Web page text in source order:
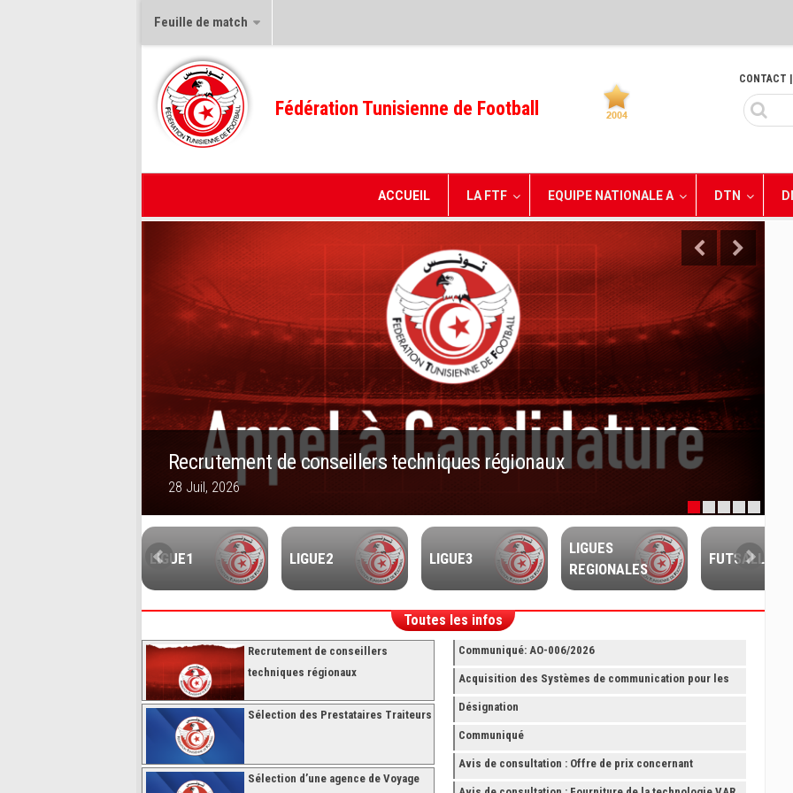
Feuille de match
Fédération Tunisienne de Football
CONTACT
ACCUEIL LA FTF EQUIPE NATIONALE A DTN
Recrutement de conseillers techniques régionaux
28 Juil, 2026
1 2 3 4 5
LIGUE1 LIGUE2 LIGUE3
LIGUES
REGIONALES
FUTSALL
Toutes les infos
Recrutement de conseillers
techniques régionaux
Sélection des Prestataires Traiteurs
Sélection d’une agence de Voyage
Communiqué: AO-006/2026
Acquisition des Systèmes de communication pour les
Arbitres Elite
Désignation
Communiqué
Avis de consultation : Offre de prix concernant
fourniture avec montage et finition de RAYONNAGES